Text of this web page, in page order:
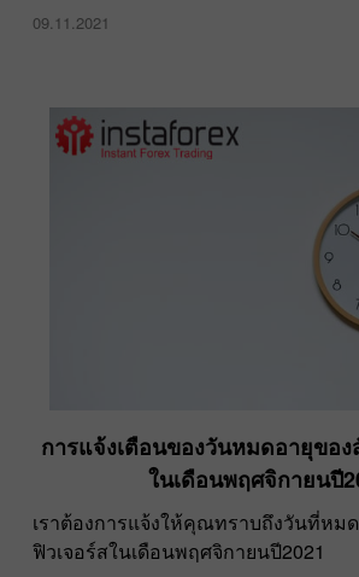
09.11.2021
การแจ้งเตือนของวันหมดอายุขอ
ในเดือนพฤศจิกายนปี
เราต้องการแจ้งให้คุณทราบถึงวันที่ห
ฟิวเจอร์สในเดือนพฤศจิกายนปี2021